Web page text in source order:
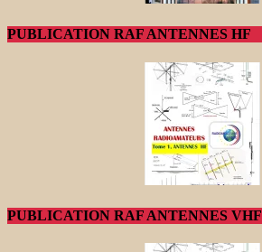
PUBLICATION RAF ANTENNES HF
PUBLICATION RAF ANTENNES VHF